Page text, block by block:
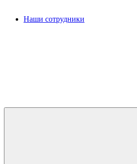
Наши сотрудники